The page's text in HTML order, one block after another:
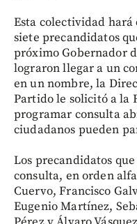
Esta colectividad
siete precandidatos
próximo Gobernador
lograron llegar a un
en un nombre, la
Partido le solicitó a la
programar consulta
ciudadanos pueden
Los precandidatos
consulta, en orden
Cuervo, Francisco
Eugenio Martínez,